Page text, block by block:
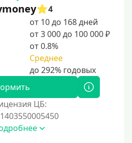
погашения
4
от 10 до 168 дней
от 3 000 до 100 000 ₽
от 0.8%
Среднее
ЦБ: